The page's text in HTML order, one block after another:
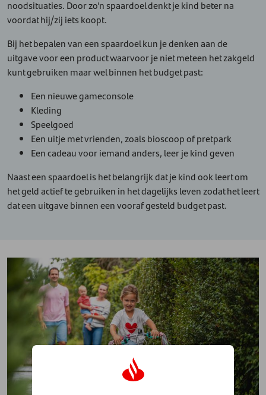
noodsituaties. Door zo’n spaardoel denkt je kind beter na
voordat hij/zij iets koopt.
Bij het bepalen van een spaardoel kun je denken aan de
uitgave voor een product waarvoor je niet meteen het zakgeld
kunt gebruiken maar wel binnen het budget past:
Een nieuwe gameconsole
Kleding
Speelgoed
Een uitje met vrienden, zoals bioscoop of pretpark
Een cadeau voor iemand anders, leer je kind geven
Naast een spaardoel is het belangrijk dat je kind ook leert om
het geld actief te gebruiken in het dagelijks leven zodat het leert
dat een uitgave binnen een vooraf gesteld budget past.